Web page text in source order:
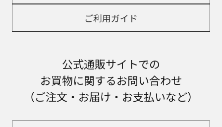
ご利用ガイド
公式通販サイトでの
お買物に関するお問い合わせ
（ご注文・お届け・お支払いなど）